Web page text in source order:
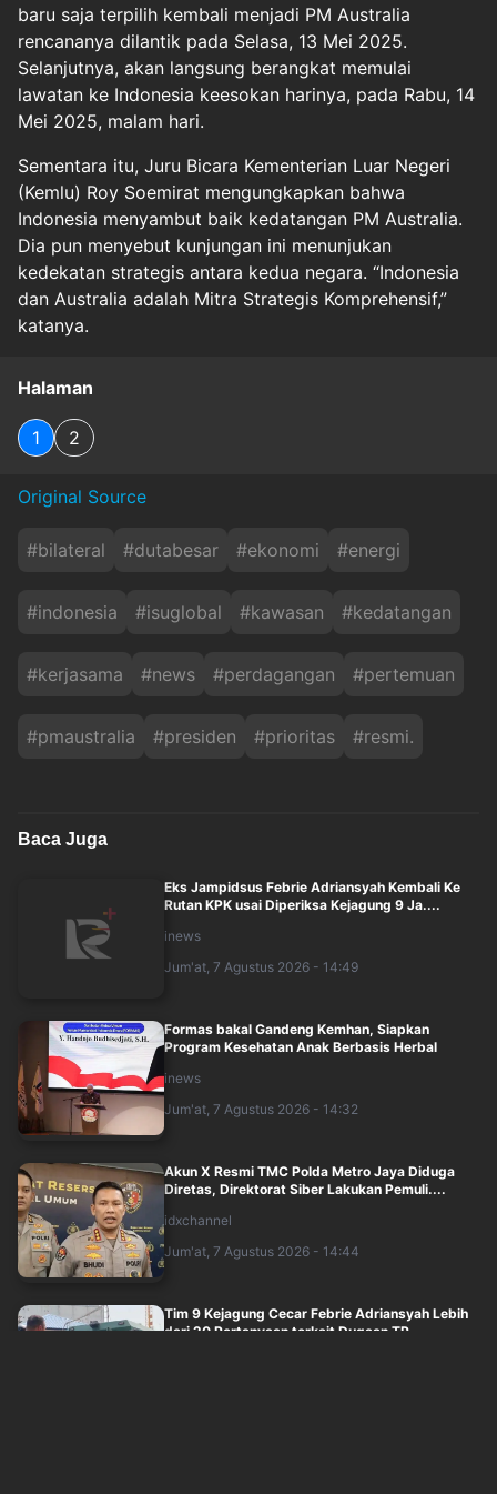
baru saja terpilih kembali menjadi PM Australia
rencananya dilantik pada Selasa, 13 Mei 2025.
Selanjutnya, akan langsung berangkat memulai
lawatan ke Indonesia keesokan harinya, pada Rabu, 14
Mei 2025, malam hari.
Sementara itu, Juru Bicara Kementerian Luar Negeri
(Kemlu) Roy Soemirat mengungkapkan bahwa
Indonesia menyambut baik kedatangan PM Australia.
Dia pun menyebut kunjungan ini menunjukan
kedekatan strategis antara kedua negara. “Indonesia
dan Australia adalah Mitra Strategis Komprehensif,”
katanya.
Halaman
1 2
Original Source
#bilateral #dutabesar #ekonomi #energi
#indonesia #isuglobal #kawasan #kedatangan
#kerjasama #news #perdagangan #pertemuan
#pmaustralia #presiden #prioritas #resmi.
Baca Juga
Eks Jampidsus Febrie Adriansyah Kembali Ke
Rutan KPK usai Diperiksa Kejagung 9 Ja....
inews
Jum'at, 7 Agustus 2026 - 14:49
Formas bakal Gandeng Kemhan, Siapkan
Program Kesehatan Anak Berbasis Herbal
inews
Jum'at, 7 Agustus 2026 - 14:32
Akun X Resmi TMC Polda Metro Jaya Diduga
Diretas, Direktorat Siber Lakukan Pemuli....
idxchannel
Jum'at, 7 Agustus 2026 - 14:44
Tim 9 Kejagung Cecar Febrie Adriansyah Lebih
dari 20 Pertanyaan terkait Dugaan TP....